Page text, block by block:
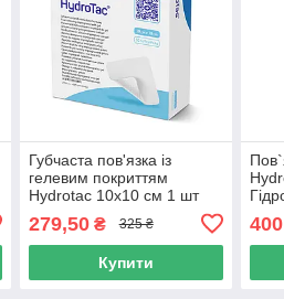
Губчаста пов'язка із
гелевим покриттям
Hydrotac 10x10 см 1 шт
279,50₴ 325 ₴
Купити